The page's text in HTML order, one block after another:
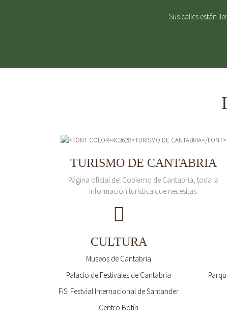
Sus calles están
TURISMO DE CANTABRIA
Página oficial del Gobierno de Cantabria, toda la
información turística que necesitas.
CULTURA
Museos de Cantabria
Palacio de Festivales de Cantabria
FIS. Festvial Internacional de Santander
Centro Botín